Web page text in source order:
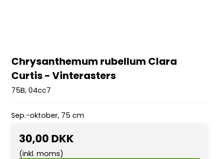
Chrysanthemum rubellum Clara
Curtis - Vinterasters
75B, 04cc7
Sep.-oktober, 75 cm
30,00 DKK
(inkl. moms)